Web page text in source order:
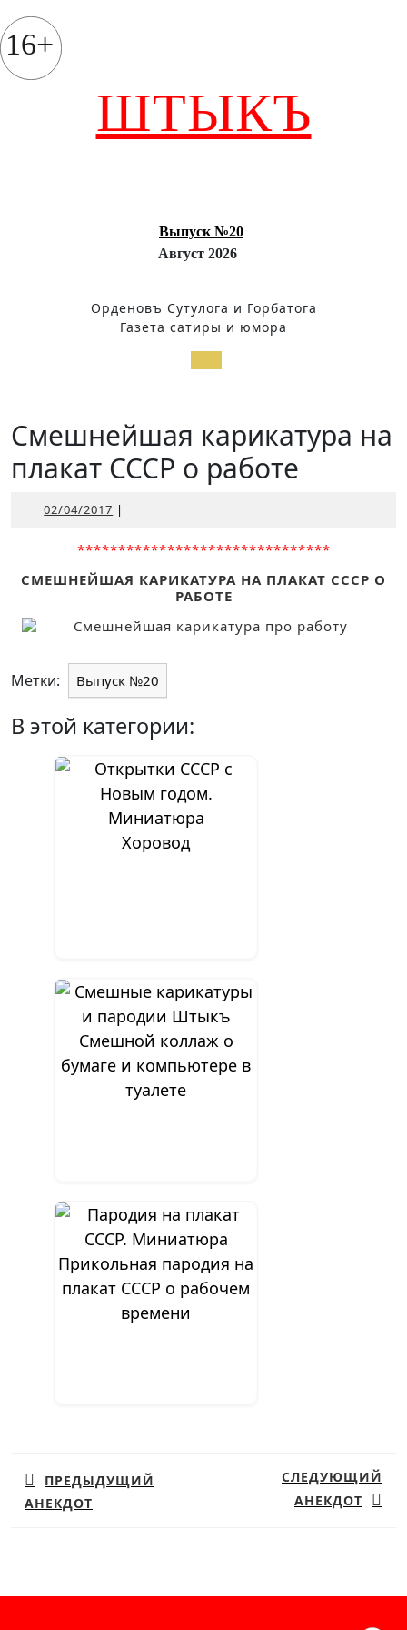
к
содержимому
16+
ШТЫКЪ
Выпуск №20
Август 2026
Орденовъ Сутулога и Горбатога
Газета сатиры и юмора
Открыть
Смешнейшая карикатура на
плакат СССР о работе
02/04/2017 02/04/2017
|
*******************************
СМЕШНЕЙШАЯ КАРИКАТУРА НА ПЛАКАТ СССР О
РАБОТЕ
Метки: Выпуск №20
В этой категории:
Хоровод
Смешной коллаж о
бумаге и компьютере в
туалете
Прикольная пародия на
плакат СССР о рабочем
времени
записям
ПРЕДЫДУЩИЙ
АНЕКДОТ
СЛЕДУЮЩИЙ
АНЕКДОТ